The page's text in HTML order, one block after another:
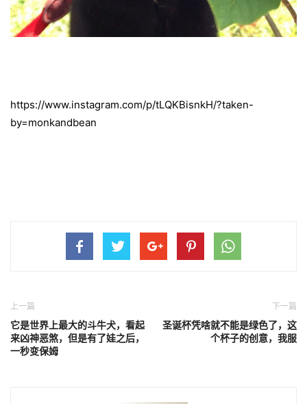
https://www.instagram.com/p/tLQKBisnkH/?taken-
by=monkandbean
上一篇
它是世界上最大的斗牛犬，看起
来凶神恶煞，但是有了娃之后，
一秒变保姆
下一篇
圣诞杯凭啥就不能是绿色了，这
个杯子的创意，我服